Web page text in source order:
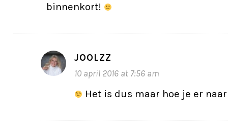
binnenkort!
JOOLZZ
10 april 2016 at 7:56 am
Het is dus maar hoe je er